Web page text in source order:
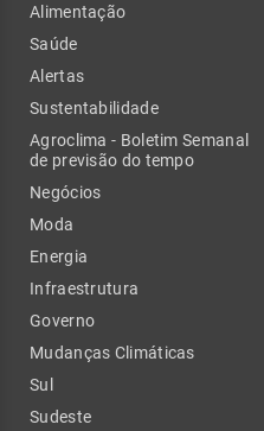
Alimentação
Saúde
Alertas
Sustentabilidade
Agroclima - Boletim Semanal
de previsão do tempo
Negócios
Moda
Energia
Infraestrutura
Governo
Mudanças Climáticas
Sul
Sudeste